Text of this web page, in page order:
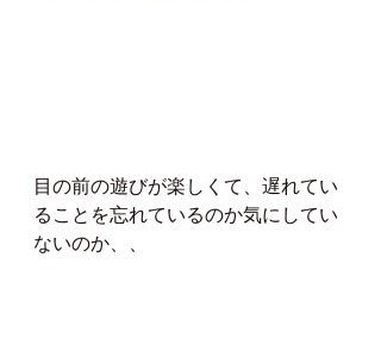
目の前の遊びが楽しくて、遅れてい
ることを忘れているのか気にしてい
ないのか、、